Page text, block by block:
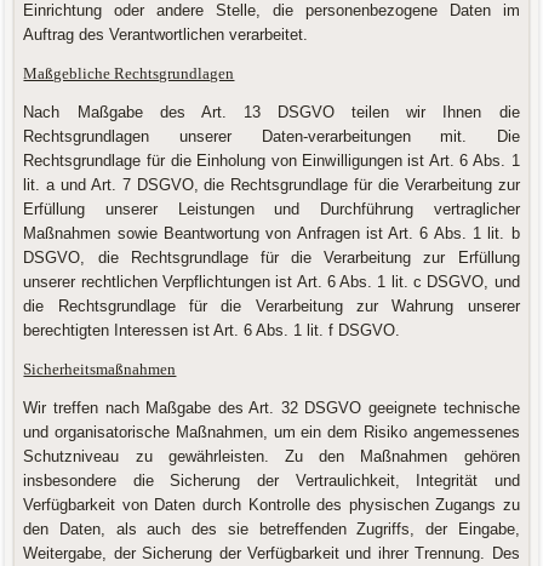
Einrichtung oder andere Stelle, die personenbezogene Daten im
Auftrag des Verantwortlichen verarbeitet.
Maßgebliche Rechtsgrundlagen
Nach Maßgabe des Art. 13 DSGVO teilen wir Ihnen die
Rechtsgrundlagen unserer Daten-verarbeitungen mit. Die
Rechtsgrundlage für die Einholung von Einwilligungen ist Art. 6 Abs. 1
lit. a und Art. 7 DSGVO, die Rechtsgrundlage für die Verarbeitung zur
Erfüllung unserer Leistungen und Durchführung vertraglicher
Maßnahmen sowie Beantwortung von Anfragen ist Art. 6 Abs. 1 lit. b
DSGVO, die Rechtsgrundlage für die Verarbeitung zur Erfüllung
unserer rechtlichen Verpflichtungen ist Art. 6 Abs. 1 lit. c DSGVO, und
die Rechtsgrundlage für die Verarbeitung zur Wahrung unserer
berechtigten Interessen ist Art. 6 Abs. 1 lit. f DSGVO.
Sicherheitsmaßnahmen
Wir treffen nach Maßgabe des Art. 32 DSGVO geeignete technische
und organisatorische Maßnahmen, um ein dem Risiko angemessenes
Schutzniveau zu gewährleisten. Zu den Maßnahmen gehören
insbesondere die Sicherung der Vertraulichkeit, Integrität und
Verfügbarkeit von Daten durch Kontrolle des physischen Zugangs zu
den Daten, als auch des sie betreffenden Zugriffs, der Eingabe,
Weitergabe, der Sicherung der Verfügbarkeit und ihrer Trennung. Des